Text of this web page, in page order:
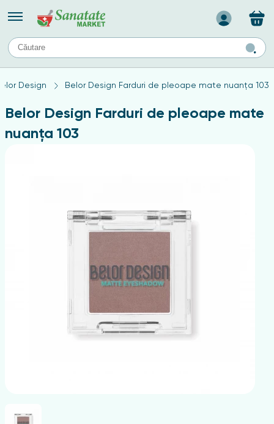
Назад
TIPURI DE TEN
Produse pentru ten mixt
Ten problematic
Design Belor Design Farduri de pleoape mate nuanța 103
Belor Design Farduri de pleoape mate
nuanța 103